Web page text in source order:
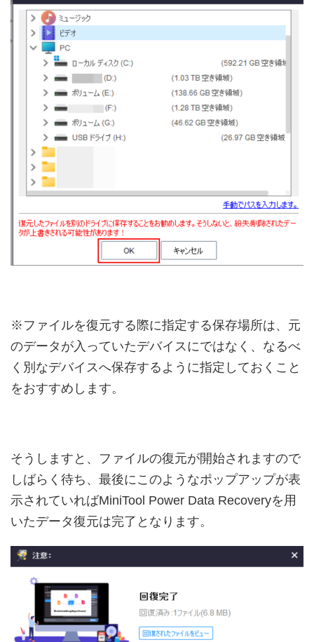
※ファイルを復元する際に指定する保存場所は、元
のデータが入っていたデバイスにではなく、なるべ
く別なデバイスへ保存するように指定しておくこと
をおすすめします。
そうしますと、ファイルの復元が開始されますので
しばらく待ち、最後にこのようなポップアップが表
示されていればMiniTool Power Data Recoveryを用
いたデータ復元は完了となります。